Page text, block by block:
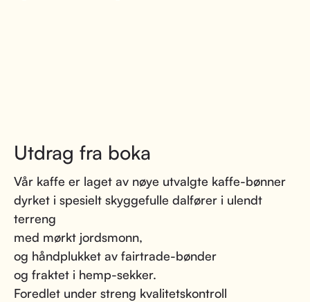
Utdrag fra boka
Vår kaffe er laget av nøye utvalgte kaffe-bønner
dyrket i spesielt skyggefulle dalfører i ulendt
terreng
med mørkt jordsmonn,
og håndplukket av fairtrade-bønder
og fraktet i hemp-sekker.
Foredlet under streng kvalitetskontroll